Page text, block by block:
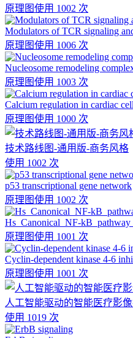
原理图使用 1002 次
Modulators of TCR signaling
原理图使用 1006 次
Nucleosome remodeling
原理图使用 1003 次
Calcium regulation in cardiac
原理图使用 1000 次
技术路线图-通用版-商务风格
使用 1002 次
p53 transcriptional gene network
原理图使用 1002 次
Hs_Canonical_NF-
原理图使用 1001 次
Cyclin-dependent kinase 4-6
原理图使用 1001 次
人工智能驱动的智能医疗影
使用 1019 次